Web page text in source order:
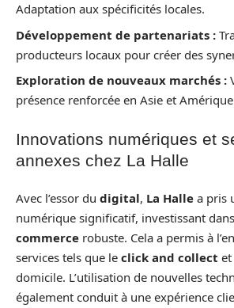
Adaptation aux spécificités locales.
Développement de partenariats :
producteurs locaux pour créer des
Exploration de nouveaux marchés :
présence renforcée en Asie et
Innovations numériques et
annexes chez La Halle
Avec l’essor du digital, La Halle a pris
numérique significatif, investissant
commerce robuste. Cela a permis à
services tels que le click and collect
domicile. L’utilisation de nouvelles
également conduit à une expérience